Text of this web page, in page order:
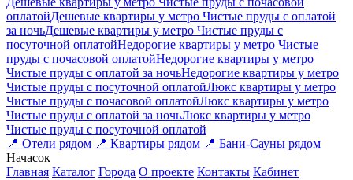
оплатойДешевые квартиры у метро Чистые пруды с оплатой
за ночьДешевые квартиры у метро Чистые пруды c
посуточной оплатойНедорогие квартиры у метро Чистые
пруды c почасовой оплатойНедорогие квартиры у метро
Чистые пруды с оплатой за ночьНедорогие квартиры у метро
Чистые пруды c посуточной оплатойЛюкс квартиры у метро
Чистые пруды c почасовой оплатойЛюкс квартиры у метро
Чистые пруды с оплатой за ночьЛюкс квартиры у метро
Чистые пруды c посуточной оплатой
📍 Отели рядом 📍 Квартиры рядом 📍 Бани-Сауны рядом
Начасок
Главная Каталог Города О проекте Контакты Кабинет